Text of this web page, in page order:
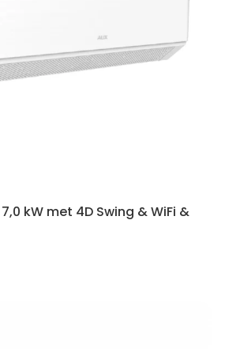
kW met 4D Swing & WiFi &